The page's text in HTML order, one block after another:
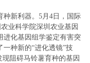
新利器。5月4日，国际
业科学院深圳农业基因
进化基因组学鉴定有害突
种新的“进化透镜”技
阻碍马铃薯育种的基因